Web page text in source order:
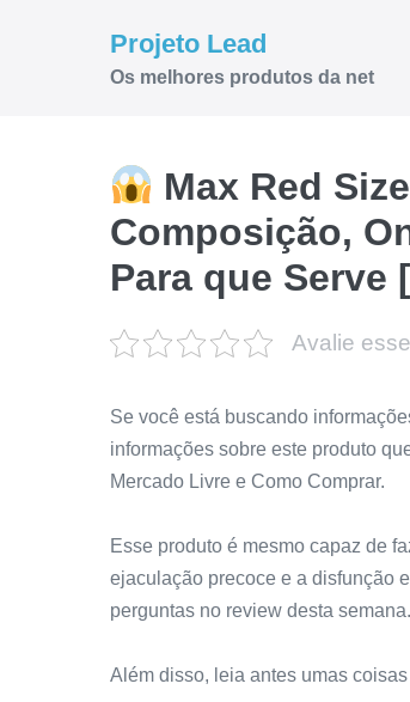
Projeto Lead
Os melhores produtos da net
Max Red
Composição,
Para que Serve
Avalie
Se você está buscando
informações sobre este produto
Mercado Livre e Como Comprar.
Esse produto é mesmo capaz de
ejaculação precoce e a disfunção
perguntas no review desta semana.
Além disso, leia antes umas